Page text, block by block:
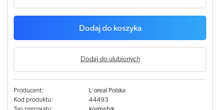
Dodaj do koszyka
Dodaj do ulubionych
Producent:
L'oreal Polska
Kod produktu:
44493